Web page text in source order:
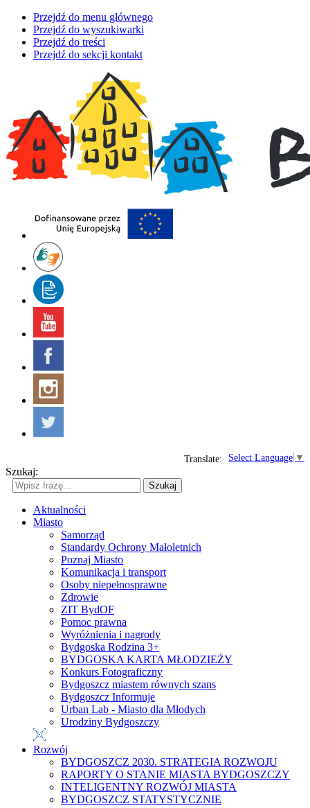
Przejdź do menu głównego
Przejdź do wyszukiwarki
Przejdź do treści
Przejdź do sekcji kontakt
Select Language ▼
Translate:
Szukaj:
Szukaj
Aktualności
Miasto
Samorząd
Standardy Ochrony Małoletnich
Poznaj Miasto
Komunikacja i transport
Osoby niepełnosprawne
Zdrowie
ZIT BydOF
Pomoc prawna
Wyróżnienia i nagrody
Bydgoska Rodzina 3+
BYDGOSKA KARTA MŁODZIEŻY
Konkurs Fotograficzny
Bydgoszcz miastem równych szans
Bydgoszcz Informuje
Urban Lab - Miasto dla Młodych
Urodziny Bydgoszczy
Rozwój
BYDGOSZCZ 2030. STRATEGIA ROZWOJU
RAPORTY O STANIE MIASTA BYDGOSZCZY
INTELIGENTNY ROZWÓJ MIASTA
BYDGOSZCZ STATYSTYCZNIE